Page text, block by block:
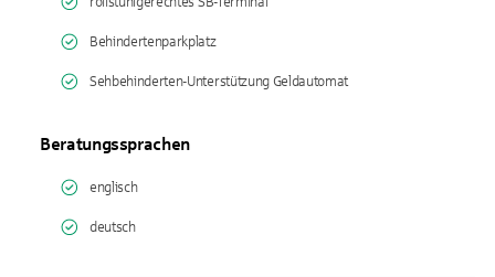
Behindertenparkplatz
Sehbehinderten-Unterstützung Geldautomat
Beratungssprachen
englisch
deutsch